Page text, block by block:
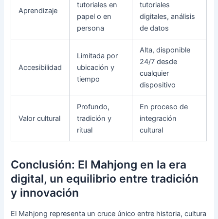
Aprendizaje
tutoriales en
papel o en
persona
tutoriales
digitales, análisis
de datos
Accesibilidad
Limitada por
ubicación y
tiempo
Alta, disponible
24/7 desde
cualquier
dispositivo
Valor cultural
Profundo,
tradición y
ritual
En proceso de
integración
cultural
Conclusión: El Mahjong en la era
digital, un equilibrio entre tradición
y innovación
El Mahjong representa un cruce único entre historia, cultura